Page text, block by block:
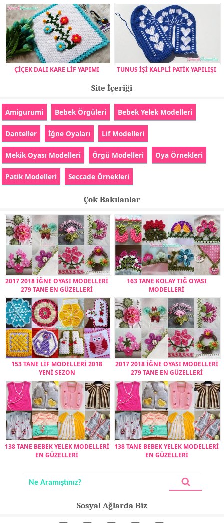
ÇİÇEK DALI KARE LİF YAPIMI TUNUS İŞİ KALPLİ PATİK YAPILIŞI
Site İçeriği
Amigurumi Bebek Örgüleri Bebek Yelek Modelleri
Danteller İğne Oyaları Lif Modelleri
Mekik Oyası Modelleri Örgü Modelleri Oya Örnekleri
Patik Modelleri Seccade Örnekleri
Çok Bakılanlar
2017 2018 İĞNE OYASI MODELLERİ
279 TANE EN GÜZELLERİ
163 TANE KOLAY TIĞ OYASI
MODELLERİ
153 TANE LİF MODELLERİ 2018
YENİ SEZON
2017 2018 İĞNE OYASI MODELLERİ
279 TANE EN GÜZELLERİ
138 TANE BEBEK YELEK MODELLERİ
EN GÜZELLERİ
138 TANE BEBEK YELEK MODELLERİ
EN GÜZELLERİ
Sosyal Ağlarda Biz